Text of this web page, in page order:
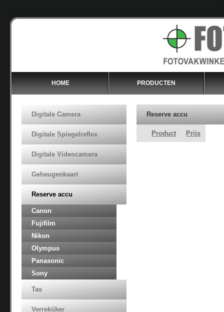
HOME PRODUCTEN
Digitale Camera
Digitale Spiegelreflex
Digitale Videocamera
Geheugenkaart
Reserve accu
Canon
Fujifilm
Nikon
Olympus
Panasonic
Sony
Tas
Verrekijker
Reserve accu
Product Prijs